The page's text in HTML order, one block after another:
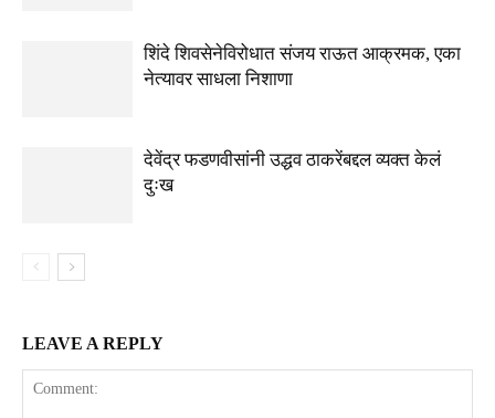
शिंदे शिवसेनेविरोधात संजय राऊत आक्रमक, एका
नेत्यावर साधला निशाणा
देवेंद्र फडणवीसांनी उद्धव ठाकरेंबद्दल व्यक्त केलं
दुःख
LEAVE A REPLY